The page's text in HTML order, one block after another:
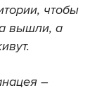
чтобы
вышли, а
–